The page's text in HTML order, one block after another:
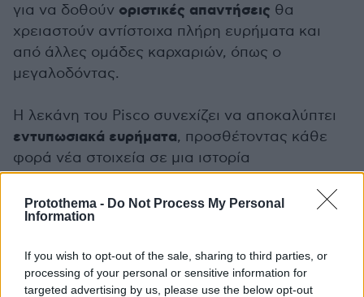
Protothema - Do Not Process My Personal
Information
If you wish to opt-out of the sale, sharing to third parties, or
processing of your personal or sensitive information for
targeted advertising by us, please use the below opt-out
για να δοθούν οριστικές απαντήσεις θα
χρειαστούν αντίστοιχα πλήρη ευρήματα και
από άλλες ομάδες καρχαριών, όπως ο
μεγαλοδόντας.
Η λεκάνη του Pisco συνεχίζει να αποκαλύπτει
εντυπωσιακά ευρήματα, προσθέτοντας κάθε
φορά νέα στοιχεία σε μια ιστορία
εκατομμυρίων ετών. Το συγκεκριμένο
απολίθωμα αποτελεί ένα ακόμη κομμάτι αυτού
του παζλ: έναν θηρευτή με «μαχαίρια» για
διατηρημένο σε μια έρημο που κάποτε ήταν
θάλασσα.